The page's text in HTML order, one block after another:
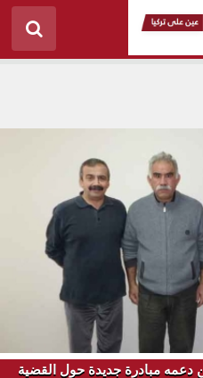
مبادرة جديدة حول القضية